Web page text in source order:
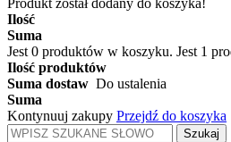
Produkt został dodany do koszyka!
Ilość
Suma
Jest 0 produktów w koszyku. Jest 1
Ilość produktów
Suma dostaw Do ustalenia
Suma
Kontynuuj zakupy Przejdź do koszyka
Szukaj